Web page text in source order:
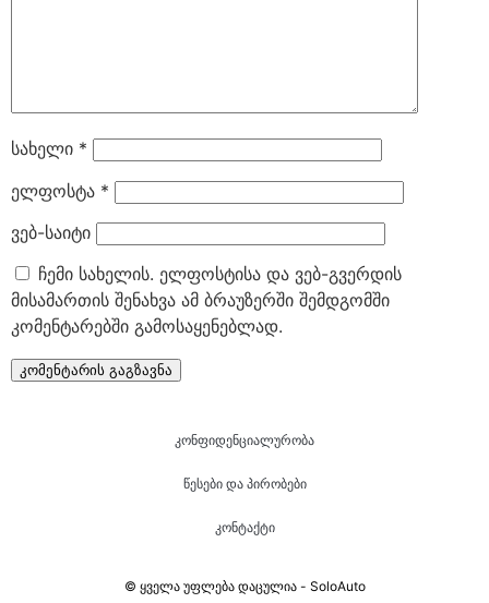
სახელი *
ელფოსტა *
ვებ-საიტი
ჩემი სახელის. ელფოსტისა და ვებ-გვერდის
მისამართის შენახვა ამ ბრაუზერში შემდგომში
კომენტარებში გამოსაყენებლად.
კონფიდენციალურობა
წესები და პირობები
კონტაქტი
© ყველა უფლება დაცულია - SoloAuto